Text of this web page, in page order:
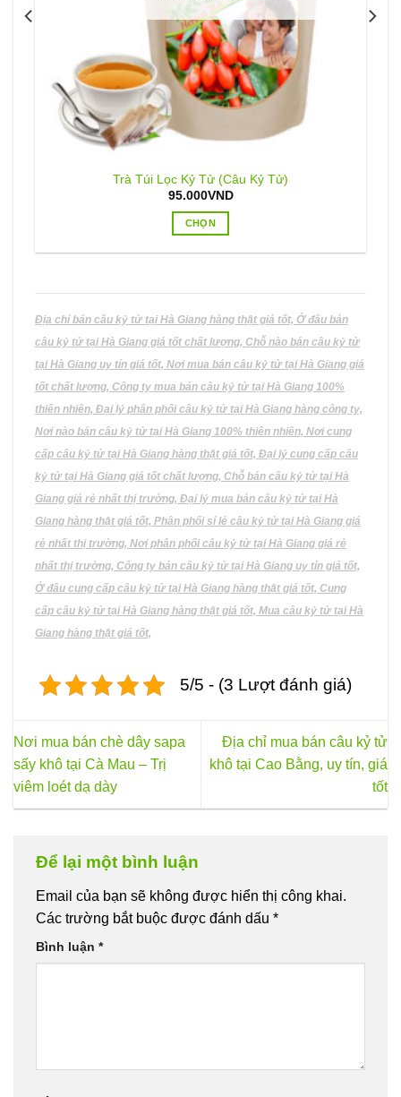
Trà Túi Lọc Kỷ Tử (Câu Kỷ Tử)
95.000VND
CHỌN
nhiều
biến
thể.
tùy
chọn
có
thể
được
trên
trang
sản
phẩm
Địa chỉ bán câu kỷ tử tại Hà Giang hàng thật giá tốt, Ở đâu bán
câu kỷ tử tại Hà Giang giá tốt chất lượng, Chỗ nào bán câu kỷ tử
tại Hà Giang uy tín giá tốt, Nơi mua bán câu kỷ tử tại Hà Giang giá
tốt chất lượng, Công ty mua bán câu kỷ tử tại Hà Giang 100%
thiên nhiên, Đại lý phân phối câu kỷ tử tại Hà Giang hàng công ty,
Nơi nào bán câu kỷ tử tại Hà Giang 100% thiên nhiên, Nơi cung
cấp câu kỷ tử tại Hà Giang hàng thật giá tốt, Đại lý cung cấp câu
kỷ tử tại Hà Giang giá tốt chất lượng, Chỗ bán câu kỷ tử tại Hà
Giang giá rẻ nhất thị trường, Đại lý mua bán câu kỷ tử tại Hà
Giang hàng thật giá tốt, Phân phối sỉ lẻ câu kỷ tử tại Hà Giang giá
rẻ nhất thị trường, Nơi phân phối câu kỷ tử tại Hà Giang giá rẻ
nhất thị trường, Công ty bán câu kỷ tử tại Hà Giang uy tín giá tốt,
Ở đâu cung cấp câu kỷ tử tại Hà Giang hàng thật giá tốt, Cung
cấp câu kỷ tử tại Hà Giang hàng thật giá tốt, Mua câu kỷ tử tại Hà
Giang hàng thật giá tốt,
5/5 - (3 Lượt đánh giá)
Nơi mua bán chè dây sapa
sấy khô tại Cà Mau – Trị
viêm loét dạ dày
Địa chỉ mua bán câu kỷ tử
khô tại Cao Bằng, uy tín, giá
tốt
Để lại một bình luận
Email của bạn sẽ không được hiển thị công khai.
Các trường bắt buộc được đánh dấu *
Bình luận *